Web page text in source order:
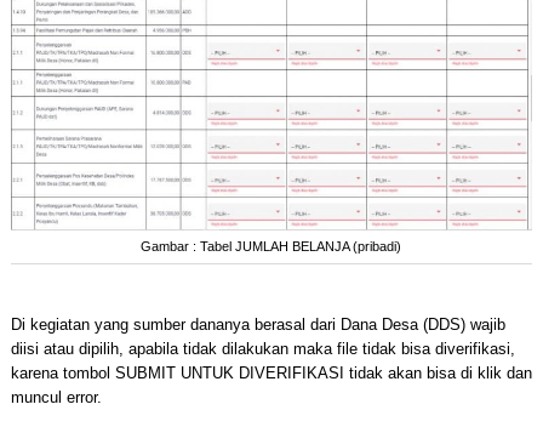
Gambar : Tabel JUMLAH BELANJA (pribadi)
Di kegiatan yang sumber dananya berasal dari Dana Desa (DDS) wajib
diisi atau dipilih, apabila tidak dilakukan maka file tidak bisa diverifikasi,
karena tombol SUBMIT UNTUK DIVERIFIKASI tidak akan bisa di klik dan
muncul error.